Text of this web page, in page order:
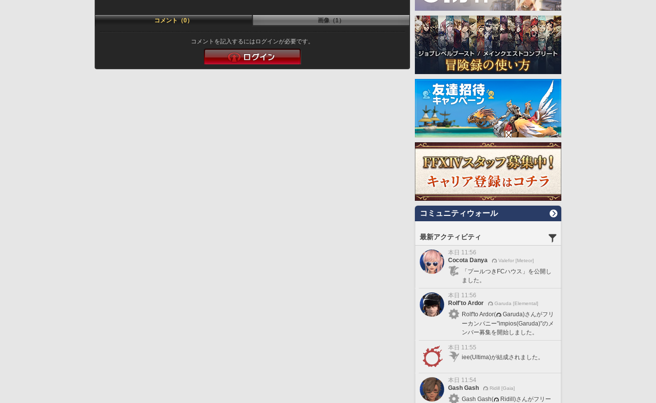
コメント（0） 画像（1）
コメントを記入するにはログインが必要です。
コミュニティウォール
最新アクティビティ
本日 11:56
Cocota Danya
Valefor [Meteor]
「プールつきFCハウス」を公開し
ました。
本日 11:56
Rolf'to Ardor
Garuda [Elemental]
Rolf'to Ardor(
Garuda)さんがフリ
ーカンパニー"impios(Garuda)"のメ
ンバー募集を開始しました。
本日 11:55
iee(Ultima)が結成されました。
本日 11:54
Gash Gash
Ridill [Gaia]
Gash Gash(
Ridill)さんがフリー